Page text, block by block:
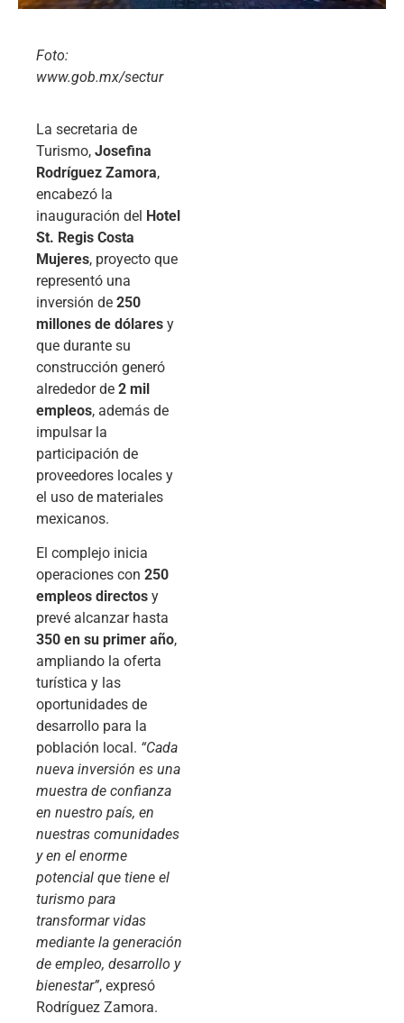
Foto:
www.gob.mx/sectur
La secretaria de
Turismo, Josefina
Rodríguez Zamora,
encabezó la
inauguración del Hotel
St. Regis Costa
Mujeres, proyecto que
representó una
inversión de 250
millones de dólares y
que durante su
construcción generó
alrededor de 2 mil
empleos, además de
impulsar la
participación de
proveedores locales y
el uso de materiales
mexicanos.
El complejo inicia
operaciones con 250
empleos directos y
prevé alcanzar hasta
350 en su primer año,
ampliando la oferta
turística y las
oportunidades de
desarrollo para la
población local. “Cada
nueva inversión es una
muestra de confianza
en nuestro país, en
nuestras comunidades
y en el enorme
potencial que tiene el
turismo para
transformar vidas
mediante la generación
de empleo, desarrollo y
bienestar”, expresó
Rodríguez Zamora.